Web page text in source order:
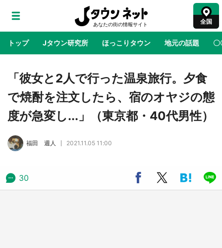
全国
トップ Jタウン研究所 ほっこりタウン 地元の話題 〇
地域×二次元 絶景 あの時はありがとう 物語がはじ
アニメ『はたらく細胞』と神奈川県の3度目コ
ラボ 作品の世界観通じて「小児がん」学べる
「彼女と2人で行った温泉旅行。夕食
で焼酎を注文したら、宿のオヤジの態
度が急変し...」（東京都・40代男性）
福田 週人 2021.11.05 11:00
30